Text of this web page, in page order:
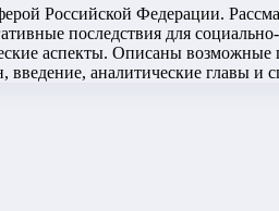
Российской Федерации.
последствия для
аспекты. Описаны возможные
аналитические главы и